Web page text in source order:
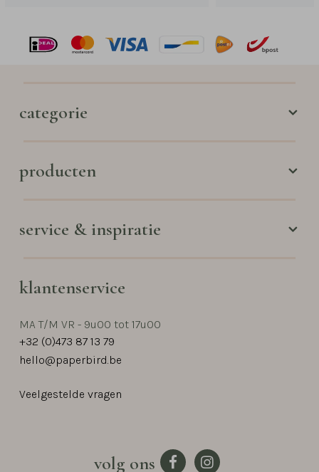
categorie
producten
service & inspiratie
klantenservice
MA T/M VR - 9u00 tot 17u00
+32 (0)473 87 13 79
hello@paperbird.be
Veelgestelde vragen
volg ons